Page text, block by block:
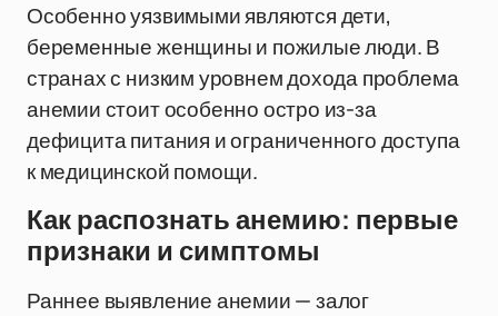
Особенно уязвимыми являются дети,
беременные женщины и пожилые люди. В
странах с низким уровнем дохода проблема
анемии стоит особенно остро из-за
дефицита питания и ограниченного доступа
к медицинской помощи.
Как распознать анемию: первые
признаки и симптомы
Раннее выявление анемии — залог